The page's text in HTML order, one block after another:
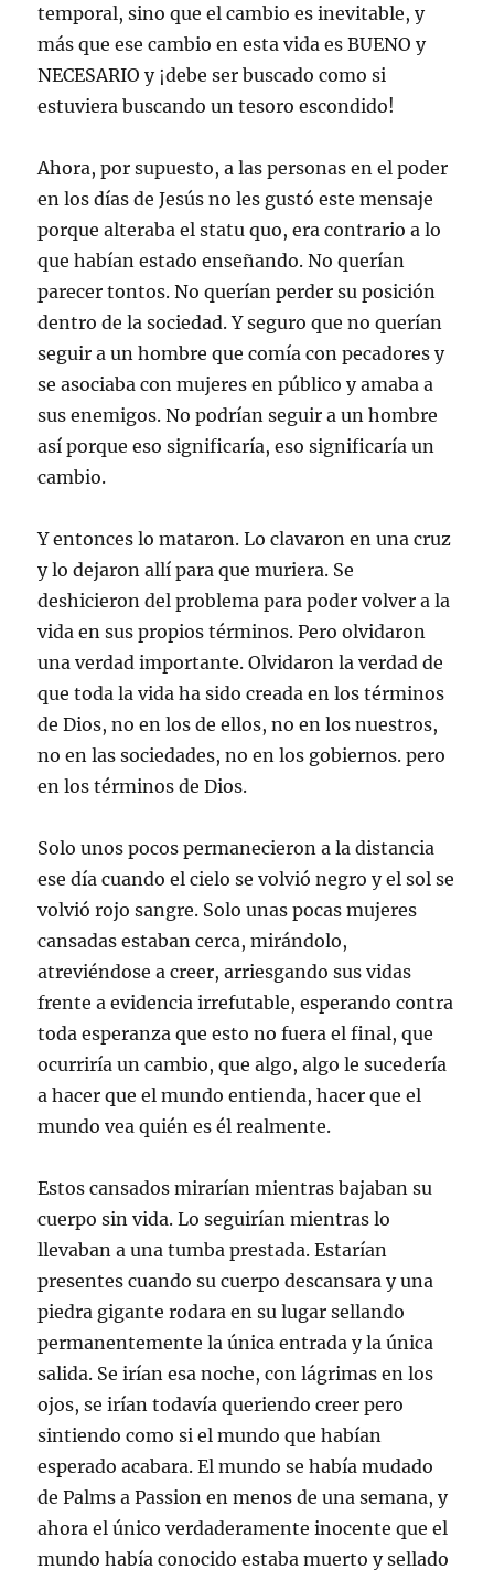
temporal, sino que el cambio es inevitable, y
más que ese cambio en esta vida es BUENO y
NECESARIO y ¡debe ser buscado como si
estuviera buscando un tesoro escondido!
Ahora, por supuesto, a las personas en el poder
en los días de Jesús no les gustó este mensaje
porque alteraba el statu quo, era contrario a lo
que habían estado enseñando. No querían
parecer tontos. No querían perder su posición
dentro de la sociedad. Y seguro que no querían
seguir a un hombre que comía con pecadores y
se asociaba con mujeres en público y amaba a
sus enemigos. No podrían seguir a un hombre
así porque eso significaría, eso significaría un
cambio.
Y entonces lo mataron. Lo clavaron en una cruz
y lo dejaron allí para que muriera. Se
deshicieron del problema para poder volver a la
vida en sus propios términos. Pero olvidaron
una verdad importante. Olvidaron la verdad de
que toda la vida ha sido creada en los términos
de Dios, no en los de ellos, no en los nuestros,
no en las sociedades, no en los gobiernos. pero
en los términos de Dios.
Solo unos pocos permanecieron a la distancia
ese día cuando el cielo se volvió negro y el sol se
volvió rojo sangre. Solo unas pocas mujeres
cansadas estaban cerca, mirándolo,
atreviéndose a creer, arriesgando sus vidas
frente a evidencia irrefutable, esperando contra
toda esperanza que esto no fuera el final, que
ocurriría un cambio, que algo, algo le sucedería
a hacer que el mundo entienda, hacer que el
mundo vea quién es él realmente.
Estos cansados mirarían mientras bajaban su
cuerpo sin vida. Lo seguirían mientras lo
llevaban a una tumba prestada. Estarían
presentes cuando su cuerpo descansara y una
piedra gigante rodara en su lugar sellando
permanentemente la única entrada y la única
salida. Se irían esa noche, con lágrimas en los
ojos, se irían todavía queriendo creer pero
sintiendo como si el mundo que habían
esperado acabara. El mundo se había mudado
de Palms a Passion en menos de una semana, y
ahora el único verdaderamente inocente que el
mundo había conocido estaba muerto y sellado